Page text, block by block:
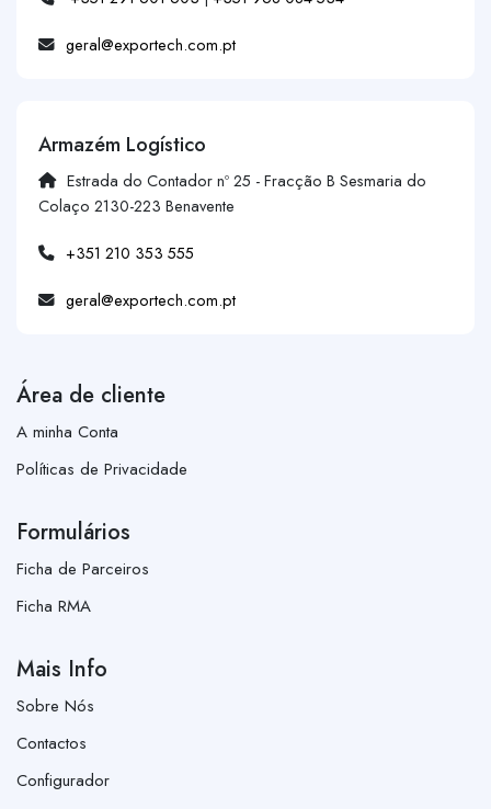
geral@exportech.com.pt
Armazém Logístico
Estrada do Contador nº 25 - Fracção B Sesmaria do
Colaço 2130-223 Benavente
+351 210 353 555
geral@exportech.com.pt
Área de cliente
A minha Conta
Políticas de Privacidade
Formulários
Ficha de Parceiros
Ficha RMA
Mais Info
Sobre Nós
Contactos
Configurador